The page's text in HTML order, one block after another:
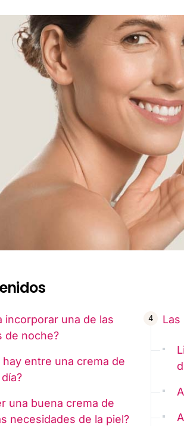
incorporar una de las
de noche?
entre una crema de
una buena crema de
necesidades de la piel?